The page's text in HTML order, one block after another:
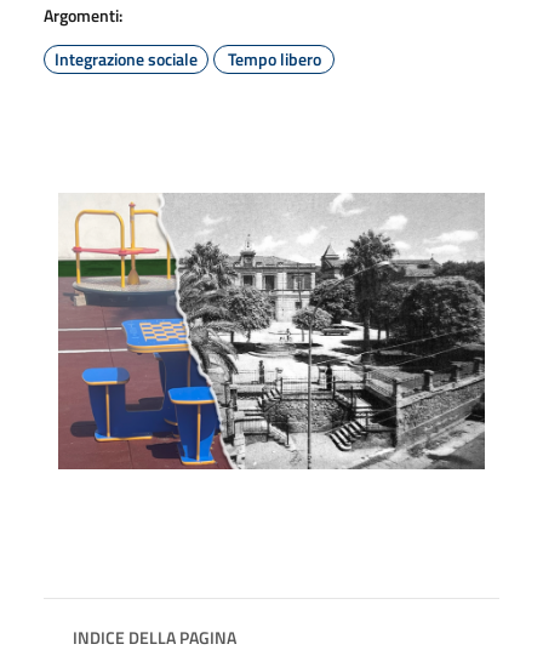
Argomenti:
Integrazione sociale
Tempo libero
INDICE DELLA PAGINA